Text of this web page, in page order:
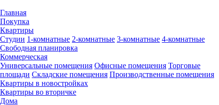
Главная
Покупка
Квартиры
Студии 1-комнатные 2-комнатные 3-комнатные 4-комнатные
Свободная планировка
Коммерческая
Универсальные помещения Офисные помещения Торговые
площади Складские помещения Производственные помещения
Квартиры в новостройках
Квартиры во вторичке
Дома